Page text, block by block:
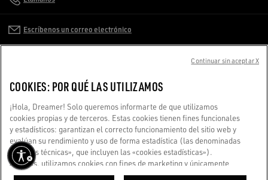
Escríbenos un correo electrónico
INFORMACIÓN DE LA EMPRESA
TÉRMINOS DE USO
ESTAMOS AQUÍ PARA AYUDARTE
¿Estás usando un lector de pantalla y estás teniendo problemas?
COOKIES: POR QUÉ LAS UTILIZAMOS
¡Hola, Dreamer! Solo queremos informarte de que utilizamos
cookies propias y de terceros. Estas cookies tienen fines funcionales
y estadísticos: garantizan el correcto funcionamiento del sitio web y
evalúan su rendimiento y uso de forma estadística (las denominadas
«cookies técnicas», que incluyen las «cookies estadísticas»).
Además, utilizamos cookies con fines de marketing y únicamente
con tu consentimiento. Esto nos permite mejorar tu experiencia
Continuar sin aceptar X